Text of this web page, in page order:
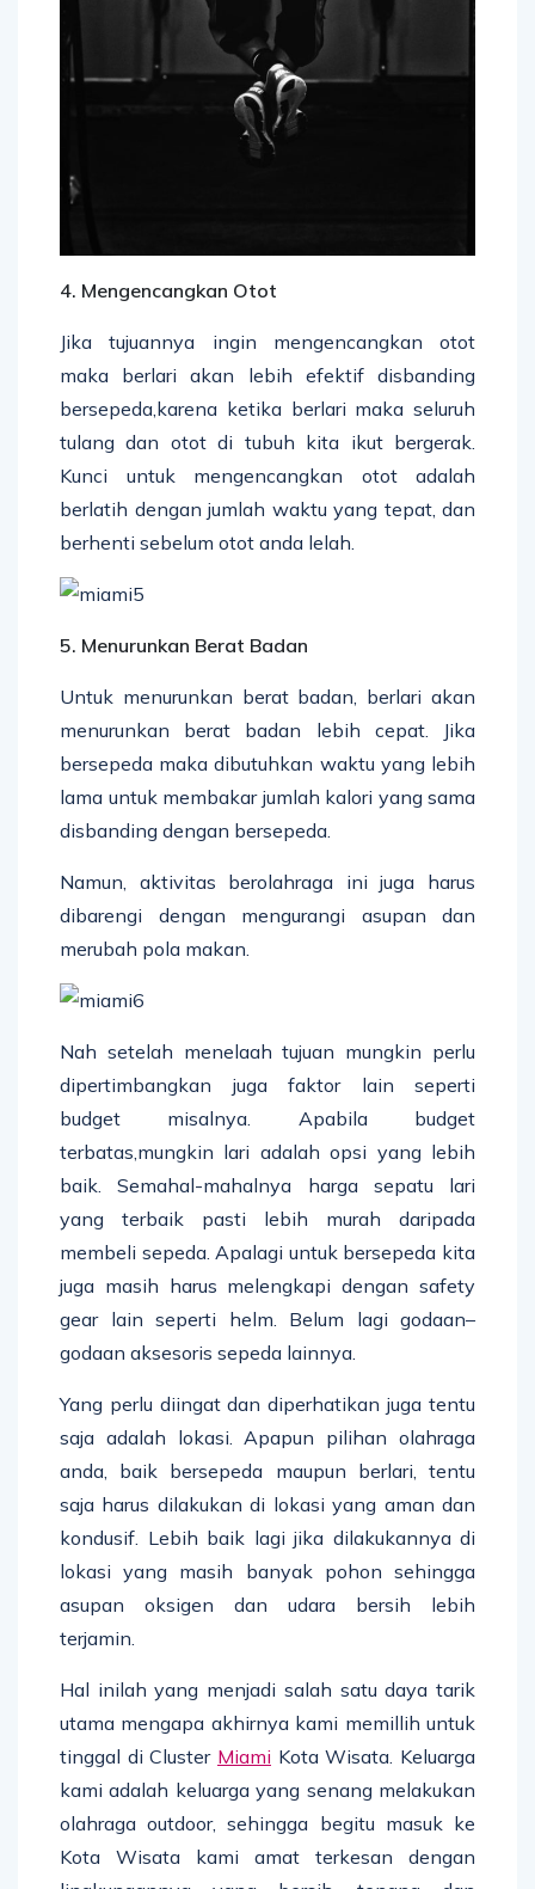
4. Mengencangkan Otot
Jika tujuannya ingin mengencangkan otot
maka berlari akan lebih efektif disbanding
bersepeda,karena ketika berlari maka seluruh
tulang dan otot di tubuh kita ikut bergerak.
Kunci untuk mengencangkan otot adalah
berlatih dengan jumlah waktu yang tepat, dan
berhenti sebelum otot anda lelah.
5. Menurunkan Berat Badan
Untuk menurunkan berat badan, berlari akan
menurunkan berat badan lebih cepat. Jika
bersepeda maka dibutuhkan waktu yang lebih
lama untuk membakar jumlah kalori yang sama
disbanding dengan bersepeda.
Namun, aktivitas berolahraga ini juga harus
dibarengi dengan mengurangi asupan dan
merubah pola makan.
Nah setelah menelaah tujuan mungkin perlu
dipertimbangkan juga faktor lain seperti
budget misalnya. Apabila budget
terbatas,mungkin lari adalah opsi yang lebih
baik. Semahal-mahalnya harga sepatu lari
yang terbaik pasti lebih murah daripada
membeli sepeda. Apalagi untuk bersepeda kita
juga masih harus melengkapi dengan safety
gear lain seperti helm. Belum lagi godaan–
godaan aksesoris sepeda lainnya.
Yang perlu diingat dan diperhatikan juga tentu
saja adalah lokasi. Apapun pilihan olahraga
anda, baik bersepeda maupun berlari, tentu
saja harus dilakukan di lokasi yang aman dan
kondusif. Lebih baik lagi jika dilakukannya di
lokasi yang masih banyak pohon sehingga
asupan oksigen dan udara bersih lebih
terjamin.
Hal inilah yang menjadi salah satu daya tarik
utama mengapa akhirnya kami memillih untuk
tinggal di Cluster Miami Kota Wisata. Keluarga
kami adalah keluarga yang senang melakukan
olahraga outdoor, sehingga begitu masuk ke
Kota Wisata kami amat terkesan dengan